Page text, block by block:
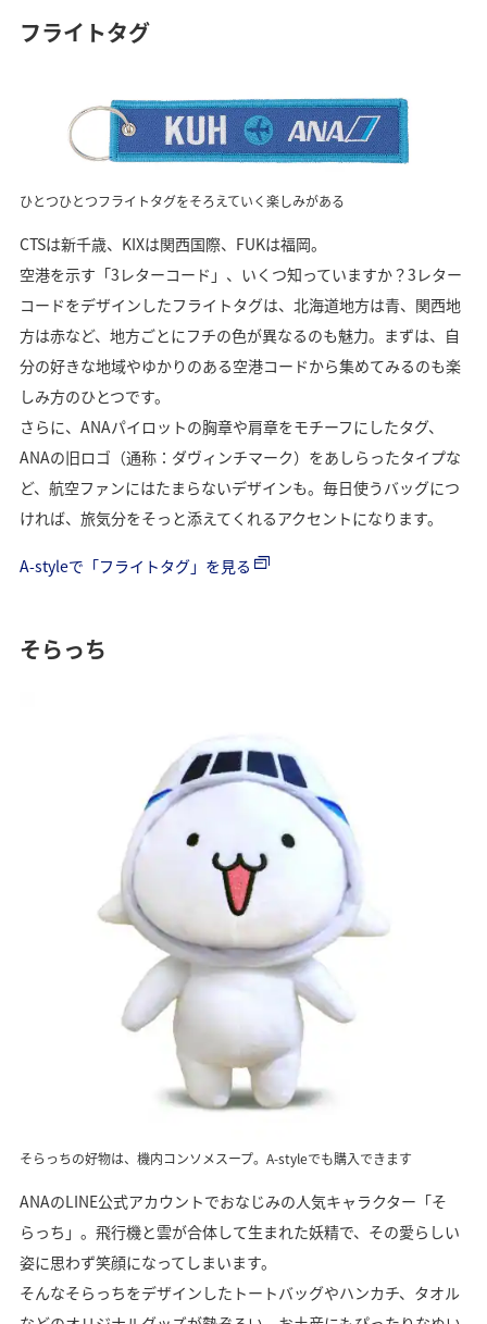
フライトタグ
ひとつひとつフライトタグをそろえていく楽しみがある
CTSは新千歳、KIXは関西国際、FUKは福岡。
空港を示す「3レターコード」、いくつ知っていますか？3レター
コードをデザインしたフライトタグは、北海道地方は青、関西地
方は赤など、地方ごとにフチの色が異なるのも魅力。まずは、自
分の好きな地域やゆかりのある空港コードから集めてみるのも楽
しみ方のひとつです。
さらに、ANAパイロットの胸章や肩章をモチーフにしたタグ、
ANAの旧ロゴ（通称：ダヴィンチマーク）をあしらったタイプな
ど、航空ファンにはたまらないデザインも。毎日使うバッグにつ
ければ、旅気分をそっと添えてくれるアクセントになります。
A-styleで「フライトタグ」を見る
そらっち
そらっちの好物は、機内コンソメスープ。A-styleでも購入できます
ANAのLINE公式アカウントでおなじみの人気キャラクター「そ
らっち」。飛行機と雲が合体して生まれた妖精で、その愛らしい
姿に思わず笑顔になってしまいます。
そんなそらっちをデザインしたトートバッグやハンカチ、タオル